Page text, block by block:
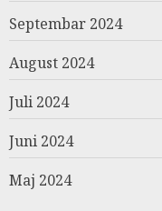
Septembar 2024
August 2024
Juli 2024
Juni 2024
Maj 2024